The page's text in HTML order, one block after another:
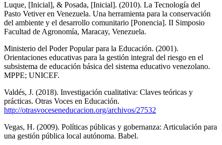
Luque, [Inicial], & Posada, [Inicial]. (2010). La Tecnología del
Pasto Vetiver en Venezuela. Una herramienta para la conservación
del ambiente y el desarrollo comunitario [Ponencia]. II Simposio
Facultad de Agronomía, Maracay, Venezuela.
Ministerio del Poder Popular para la Educación. (2001).
Orientaciones educativas para la gestión integral del riesgo en el
subsistema de educación básica del sistema educativo venezolano.
MPPE; UNICEF.
Valdés, J. (2018). Investigación cualitativa: Claves teóricas y
prácticas. Otras Voces en Educación.
http://otrasvoceseneducacion.org/archivos/27532
Vegas, H. (2009). Políticas públicas y gobernanza: Articulación para
una gestión pública local autónoma. Babel.